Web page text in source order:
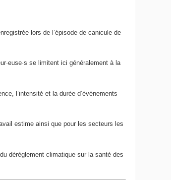
lors de l’épisode de canicule de
se limitent ici généralement à la
l’intensité et la durée d’événements
estime ainsi que pour les secteurs les
dérèglement climatique sur la santé des